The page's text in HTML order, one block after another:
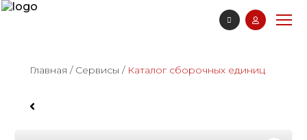
Главная / Сервисы / Каталог сборочных единиц